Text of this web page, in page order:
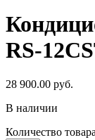
RS-
28 900.00 руб.
В наличии
Количество